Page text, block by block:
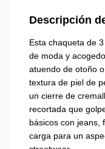
Descripción
Esta chaqueta de
de moda y
atuendo de otoño
textura de piel de
un cierre de
recortada que
básicos con jeans,
carga para un